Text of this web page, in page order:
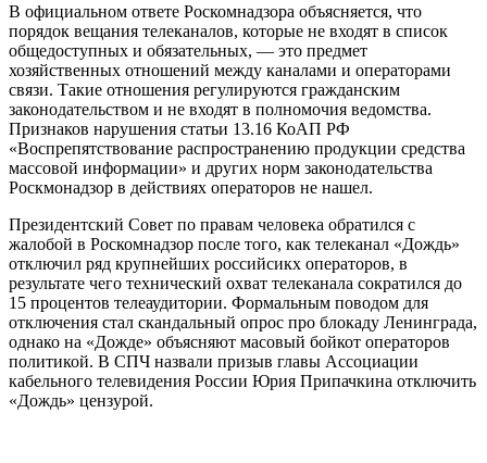
В официальном ответе Роскомнадзора объясняется, что
порядок вещания телеканалов, которые не входят в список
общедоступных и обязательных, — это предмет
хозяйственных отношений между каналами и операторами
связи. Такие отношения регулируются гражданским
законодательством и не входят в полномочия ведомства.
Признаков нарушения статьи 13.16 КоАП РФ
«Воспрепятствование распространению продукции средства
массовой информации» и других норм законодательства
Роскмонадзор в действиях операторов не нашел.
Президентский Совет по правам человека обратился с
жалобой в Роскомнадзор после того, как телеканал «Дождь»
отключил ряд крупнейших российсикх операторов, в
результате чего технический охват телеканала сократился до
15 процентов телеаудитории. Формальным поводом для
отключения стал скандальный опрос про блокаду Ленинграда,
однако на «Дожде» объясняют масовый бойкот операторов
политикой. В СПЧ назвали призыв главы Ассоциации
кабельного телевидения России Юрия Припачкина отключить
«Дождь» цензурой.